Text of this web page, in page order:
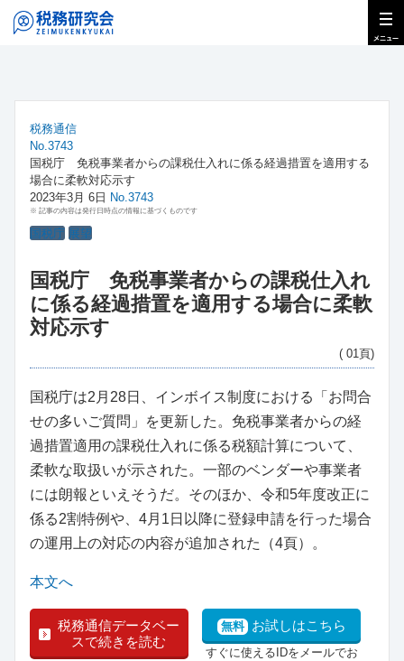
税務通信
No.3743
国税庁 免税事業者からの課税仕入れに係る経過措置を適用する
場合に柔軟対応示す
2023年3月 6日 No.3743
※ 記事の内容は発行日時点の情報に基づくものです
国税庁 展望
国税庁 免税事業者からの課税仕入れ
に係る経過措置を適用する場合に柔軟
対応示す
( 01頁)
国税庁は2月28日、インボイス制度における「お問合
せの多いご質問」を更新した。免税事業者からの経
過措置適用の課税仕入れに係る税額計算について、
柔軟な取扱いが示された。一部のベンダーや事業者
には朗報といえそうだ。そのほか、令和5年度改正に
係る2割特例や、4月1日以降に登録申請を行った場合
の運用上の対応の内容が追加された（4頁）。
本文へ
税務通信データベー
スで続きを読む
無料 お試しはこちら
すぐに使えるIDをメールでお